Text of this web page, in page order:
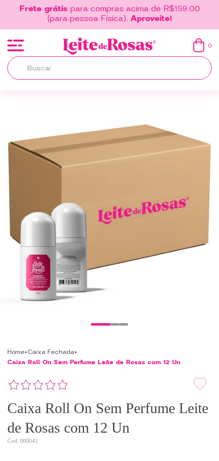
Frete grátispara compras acima de R$159,00
(para pessoa Física).Aproveite!
0
Home Caixa Fechada
Caixa Roll On Sem Perfume Leite de Rosas com 12 Un
Caixa Roll On Sem Perfume Leite
de Rosas com 12 Un
000041